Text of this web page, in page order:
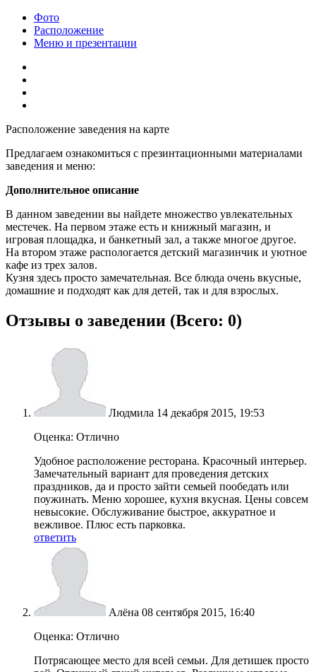
Фото
Расположение
Меню и презентации
Расположение заведения на карте
Предлагаем ознакомиться с презинтационными материалами
заведения и меню:
Дополнительное описание
В данном заведении вы найдете множество увлекательных
местечек. На первом этаже есть и книжный магазин, и
игровая площадка, и банкетный зал, а также многое другое.
На втором этаже распологается детский магазинчик и уютное
кафе из трех залов.
Кузня здесь просто замечательная. Все блюда очень вкусные,
домашние и подходят как для детей, так и для взрослых.
Отзывы о заведении (Всего: 0)
Людмила 14 декабря 2015, 19:53
Оценка: Отлично
Удобное расположение ресторана. Красочный интерьер.
Замечательный вариант для проведения детских
праздников, да и просто зайти семьей пообедать или
поужинать. Меню хорошее, кухня вкусная. Цены совсем
невысокие. Обслуживание быстрое, аккуратное и
вежливое. Плюс есть парковка.
ответить
Алёна 08 сентября 2015, 16:40
Оценка: Отлично
Потрясающее место для всей семьи. Для детишек просто